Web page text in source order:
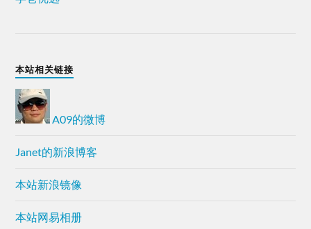
本站相关链接
A09的微博
Janet的新浪博客
本站新浪镜像
本站网易相册